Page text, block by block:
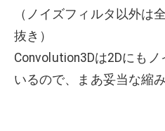
（ノイズフィルタ以外は
抜き）
Convolution3Dは2Dにも
いるので、まあ妥当な縮